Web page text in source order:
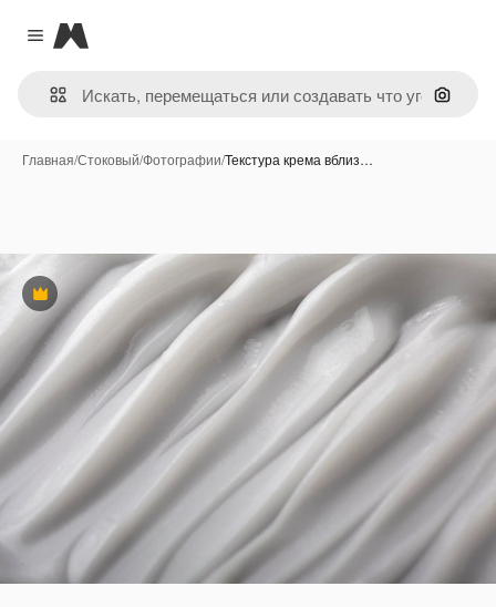
Close menu
Magnific
Поиск
Главная/Стоковый/Фотографии/Текстура крема вблиз…
Премиум